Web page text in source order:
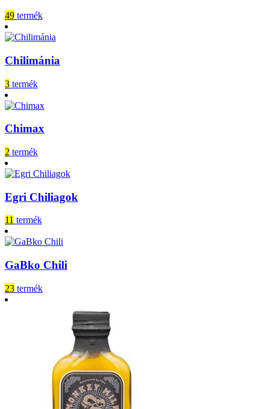
49 termék
Chilimánia
3 termék
Chimax
2 termék
Egri Chiliagok
11 termék
GaBko Chili
23 termék